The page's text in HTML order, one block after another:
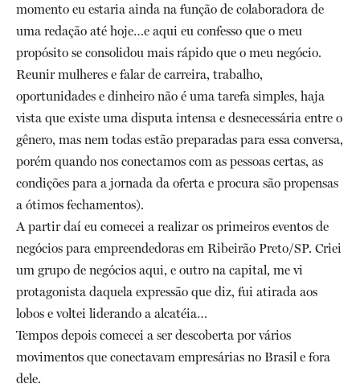
momento eu estaria ainda na função de colaboradora de
uma redação até hoje…e aqui eu confesso que o meu
propósito se consolidou mais rápido que o meu negócio.
Reunir mulheres e falar de carreira, trabalho,
oportunidades e dinheiro não é uma tarefa simples, haja
vista que existe uma disputa intensa e desnecessária entre o
gênero, mas nem todas estão preparadas para essa conversa,
porém quando nos conectamos com as pessoas certas, as
condições para a jornada da oferta e procura são propensas
a ótimos fechamentos).
A partir daí eu comecei a realizar os primeiros eventos de
negócios para empreendedoras em Ribeirão Preto/SP. Criei
um grupo de negócios aqui, e outro na capital, me vi
protagonista daquela expressão que diz, fui atirada aos
lobos e voltei liderando a alcatéia…
Tempos depois comecei a ser descoberta por vários
movimentos que conectavam empresárias no Brasil e fora
dele.